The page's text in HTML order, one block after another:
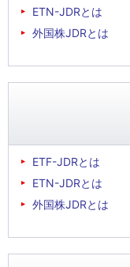
ETN-JDRとは
外国株JDRとは
ETF-JDRとは
ETN-JDRとは
外国株JDRとは